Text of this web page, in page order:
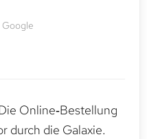
Google
Online‑Bestellung
durch die Galaxie.